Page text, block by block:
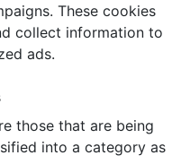
These cookies
collect information to
ads.
those that are being
into a category as